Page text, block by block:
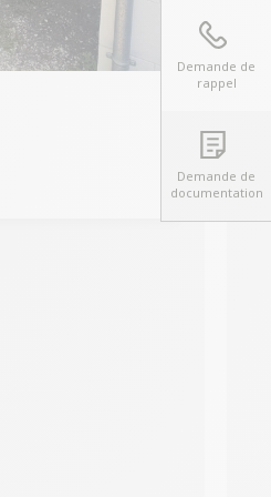
Demande de
rappel
Demande de
documentation